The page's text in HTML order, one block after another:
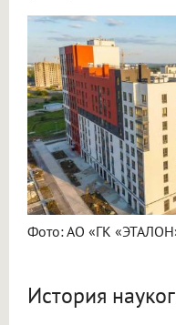
Фото: АО «ГК
История